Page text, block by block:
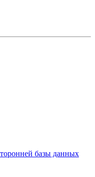
базы данных